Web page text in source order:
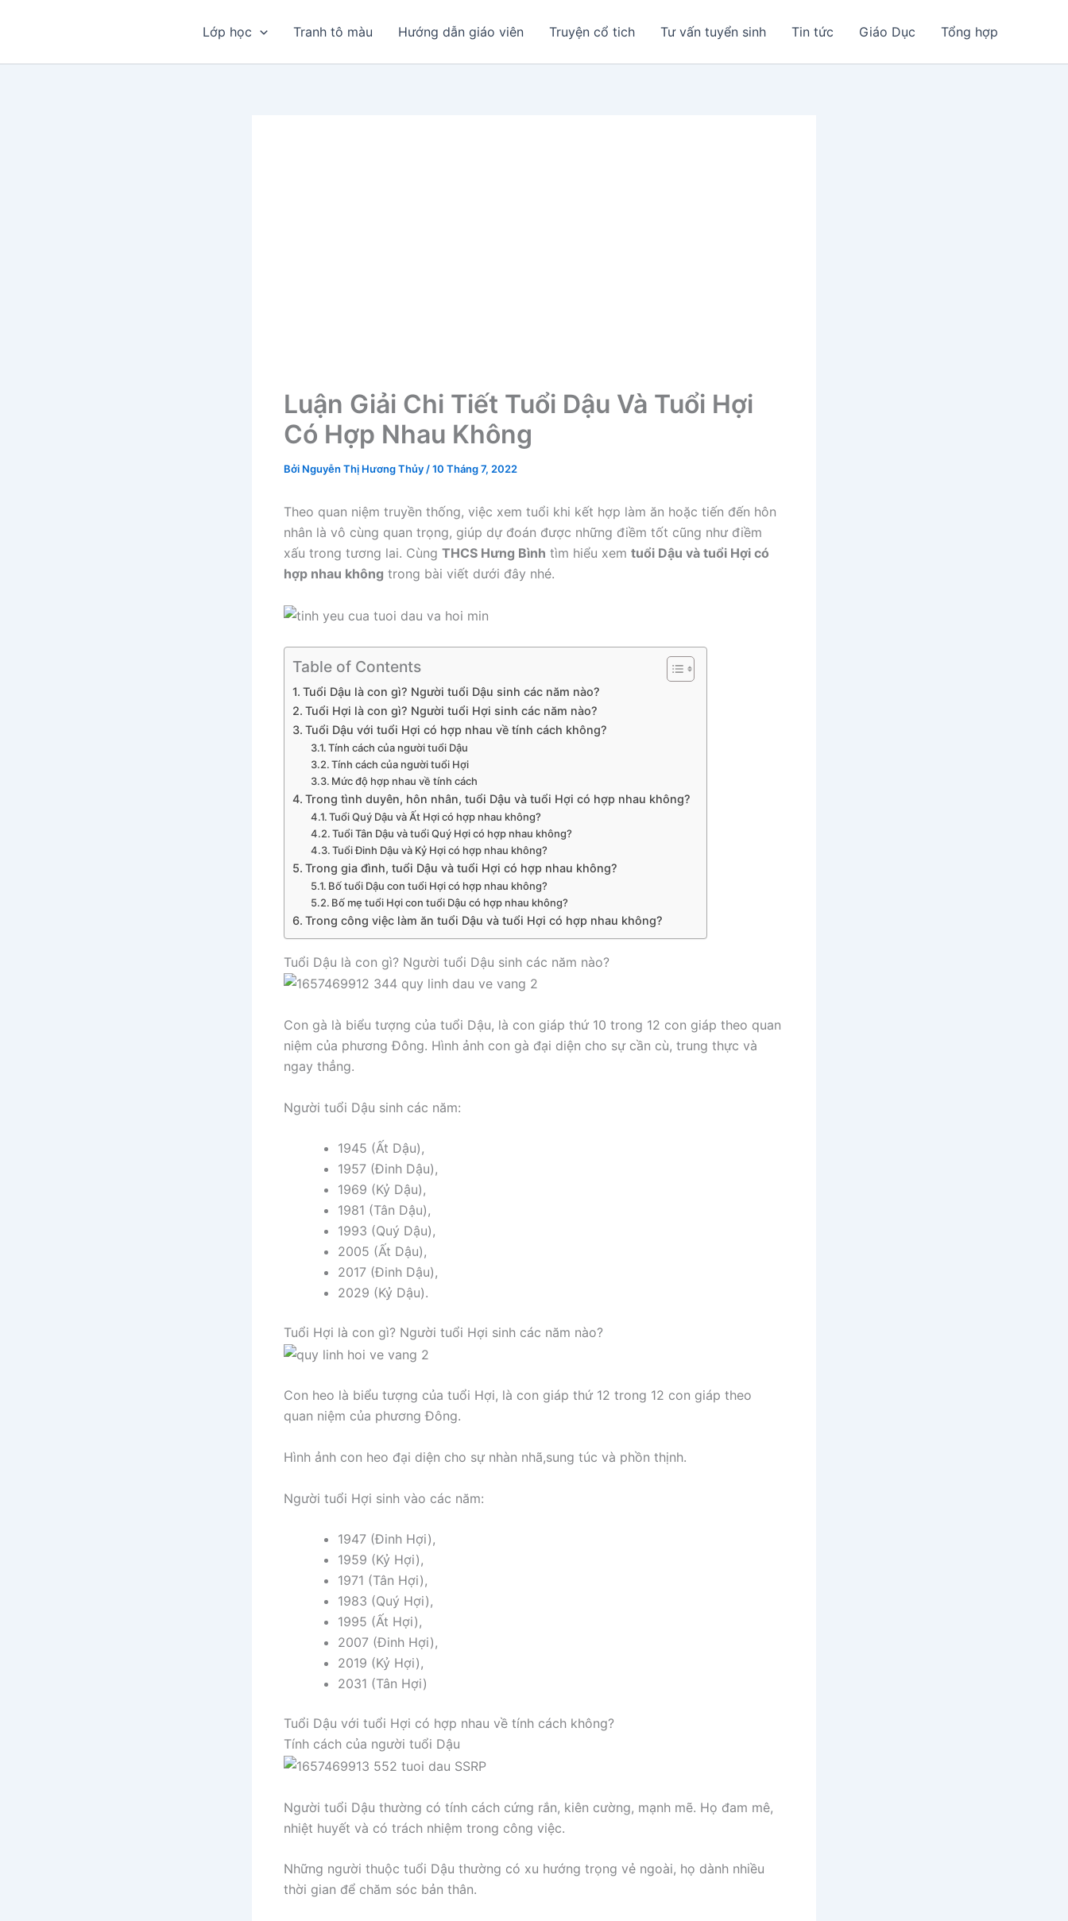
Lớp học Tranh tô màu Hướng dẫn giáo viên Truyện cổ tich Tư vấn tuyển sinh Tin tức Giáo Dục Tổng hợp
Luận Giải Chi Tiết Tuổi Dậu Và Tuổi Hợi
Có Hợp Nhau Không
Bởi Nguyễn Thị Hương Thủy /10 Tháng 7, 2022
Theo quan niệm truyền thống, việc xem tuổi khi kết hợp làm ăn hoặc tiến đến hôn
nhân là vô cùng quan trọng, giúp dự đoán được những điềm tốt cũng như điềm
xấu trong tương lai. Cùng THCS Hưng Bình tìm hiểu xem tuổi Dậu và tuổi Hợi có
hợp nhau không trong bài viết dưới đây nhé.
Table of Contents
Tuổi Dậu là con gì? Người tuổi Dậu sinh các năm nào?
Tuổi Hợi là con gì? Người tuổi Hợi sinh các năm nào?
Tuổi Dậu với tuổi Hợi có hợp nhau về tính cách không?
Tính cách của người tuổi Dậu
Tính cách của người tuổi Hợi
Mức độ hợp nhau về tính cách
Trong tình duyên, hôn nhân, tuổi Dậu và tuổi Hợi có hợp nhau không?
Tuổi Quý Dậu và Ất Hợi có hợp nhau không?
Tuổi Tân Dậu và tuổi Quý Hợi có hợp nhau không?
Tuổi Đinh Dậu và Kỷ Hợi có hợp nhau không?
Trong gia đình, tuổi Dậu và tuổi Hợi có hợp nhau không?
Bố tuổi Dậu con tuổi Hợi có hợp nhau không?
Bố mẹ tuổi Hợi con tuổi Dậu có hợp nhau không?
Trong công việc làm ăn tuổi Dậu và tuổi Hợi có hợp nhau không?
Tuổi Dậu là con gì? Người tuổi Dậu sinh các năm nào?
Con gà là biểu tượng của tuổi Dậu, là con giáp thứ 10 trong 12 con giáp theo quan
niệm của phương Đông. Hình ảnh con gà đại diện cho sự cần cù, trung thực và
ngay thẳng.
Người tuổi Dậu sinh các năm:
1945 (Ất Dậu),
1957 (Đinh Dậu),
1969 (Kỷ Dậu),
1981 (Tân Dậu),
1993 (Quý Dậu),
2005 (Ất Dậu),
2017 (Đinh Dậu),
2029 (Kỷ Dậu).
Tuổi Hợi là con gì? Người tuổi Hợi sinh các năm nào?
Con heo là biểu tượng của tuổi Hợi, là con giáp thứ 12 trong 12 con giáp theo
quan niệm của phương Đông.
Hình ảnh con heo đại diện cho sự nhàn nhã,sung túc và phồn thịnh.
Người tuổi Hợi sinh vào các năm:
1947 (Đinh Hợi),
1959 (Kỷ Hợi),
1971 (Tân Hợi),
1983 (Quý Hợi),
1995 (Ất Hợi),
2007 (Đinh Hợi),
2019 (Kỷ Hợi),
2031 (Tân Hợi)
Tuổi Dậu với tuổi Hợi có hợp nhau về tính cách không?
Tính cách của người tuổi Dậu
Người tuổi Dậu thường có tính cách cứng rắn, kiên cường, mạnh mẽ. Họ đam mê,
nhiệt huyết và có trách nhiệm trong công việc.
Những người thuộc tuổi Dậu thường có xu hướng trọng vẻ ngoài, họ dành nhiều
thời gian để chăm sóc bản thân.